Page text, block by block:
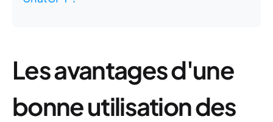
Les avantages d'une
bonne utilisation des